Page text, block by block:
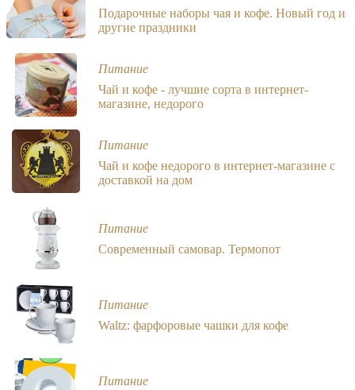
Подарочные наборы чая и кофе. Новый год и
другие праздники
Питание
Чай и кофе - лучшие сорта в интернет-
магазине, недорого
Питание
Чай и кофе недорого в интернет-магазине с
доставкой на дом
Питание
Современный самовар. Термопот
Питание
Waltz: фарфоровые чашки для кофе
Питание